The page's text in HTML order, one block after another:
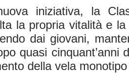
iniziativa, la
la propria vitalità e
dai giovani,
quasi cinquant’anni
della vela